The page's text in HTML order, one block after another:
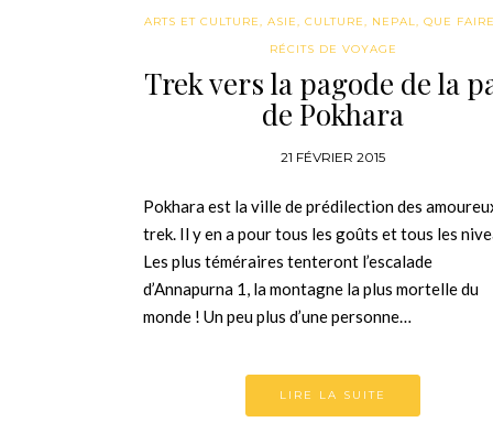
ARTS ET CULTURE, ASIE, CULTURE, NEPAL, QUE
RÉCITS DE VOYAGE
Trek vers la pagode de la
de Pokhara
21 FÉVRIER 2015
Pokhara est la ville de prédilection des
trek. Il y en a pour tous les goûts et tous les
Les plus téméraires tenteront l’escalade
d’Annapurna 1, la montagne la plus mortelle du
monde ! Un peu plus d’une personne…
LIRE LA SUITE